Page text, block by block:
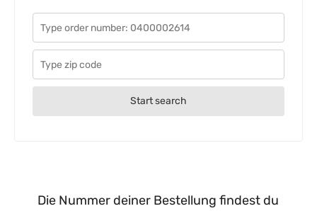
Start search
Die Nummer deiner Bestellung findest du